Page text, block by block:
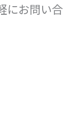
にお問い合